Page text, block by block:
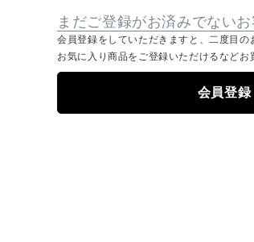
まだご登録がお済みでない
会員登録をしていただきますと、二度目の
お気に入り商品をご登録いただけるなどお
会員登録